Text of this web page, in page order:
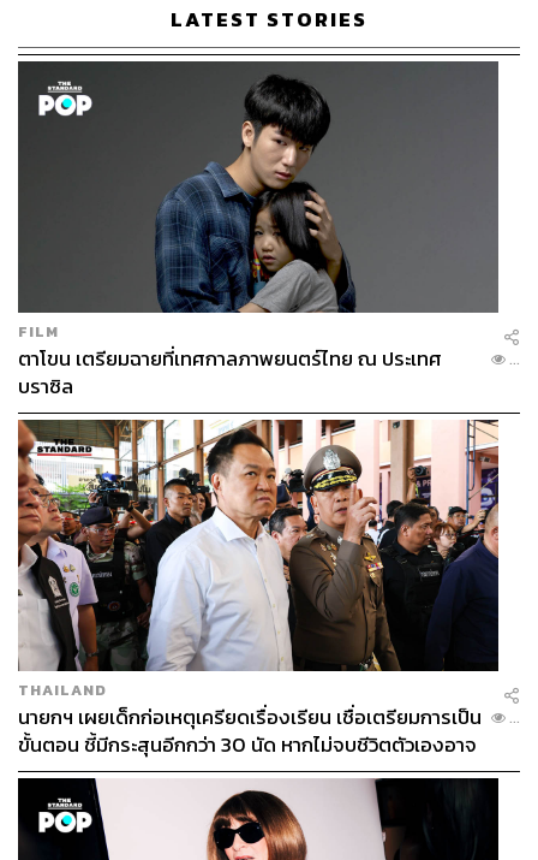
LATEST STORIES
FILM
ตาโขน เตรียมฉายที่เทศกาลภาพยนตร์ไทย ณ ประเทศ
บราซิล
...
THAILAND
นายกฯ เผยเด็กก่อเหตุเครียดเรื่องเรียน เชื่อเตรียมการเป็น
ขั้นตอน ชี้มีกระสุนอีกกว่า 30 นัด หากไม่จบชีวิตตัวเองอาจ
สูญเสียเพิ่ม
...